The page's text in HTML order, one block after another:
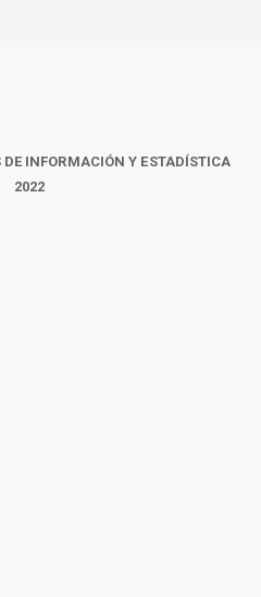
INFORMACIÓN Y ESTADÍSTICA
2022